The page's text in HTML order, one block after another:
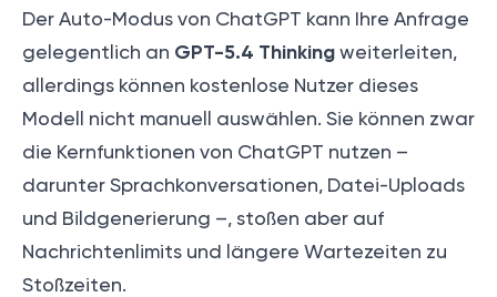
Der Auto-Modus von ChatGPT kann Ihre Anfrage
gelegentlich an GPT-5.4 Thinking weiterleiten,
allerdings können kostenlose Nutzer dieses
Modell nicht manuell auswählen. Sie können zwar
die Kernfunktionen von ChatGPT nutzen –
darunter Sprachkonversationen, Datei-Uploads
und Bildgenerierung –, stoßen aber auf
Nachrichtenlimits und längere Wartezeiten zu
Stoßzeiten.